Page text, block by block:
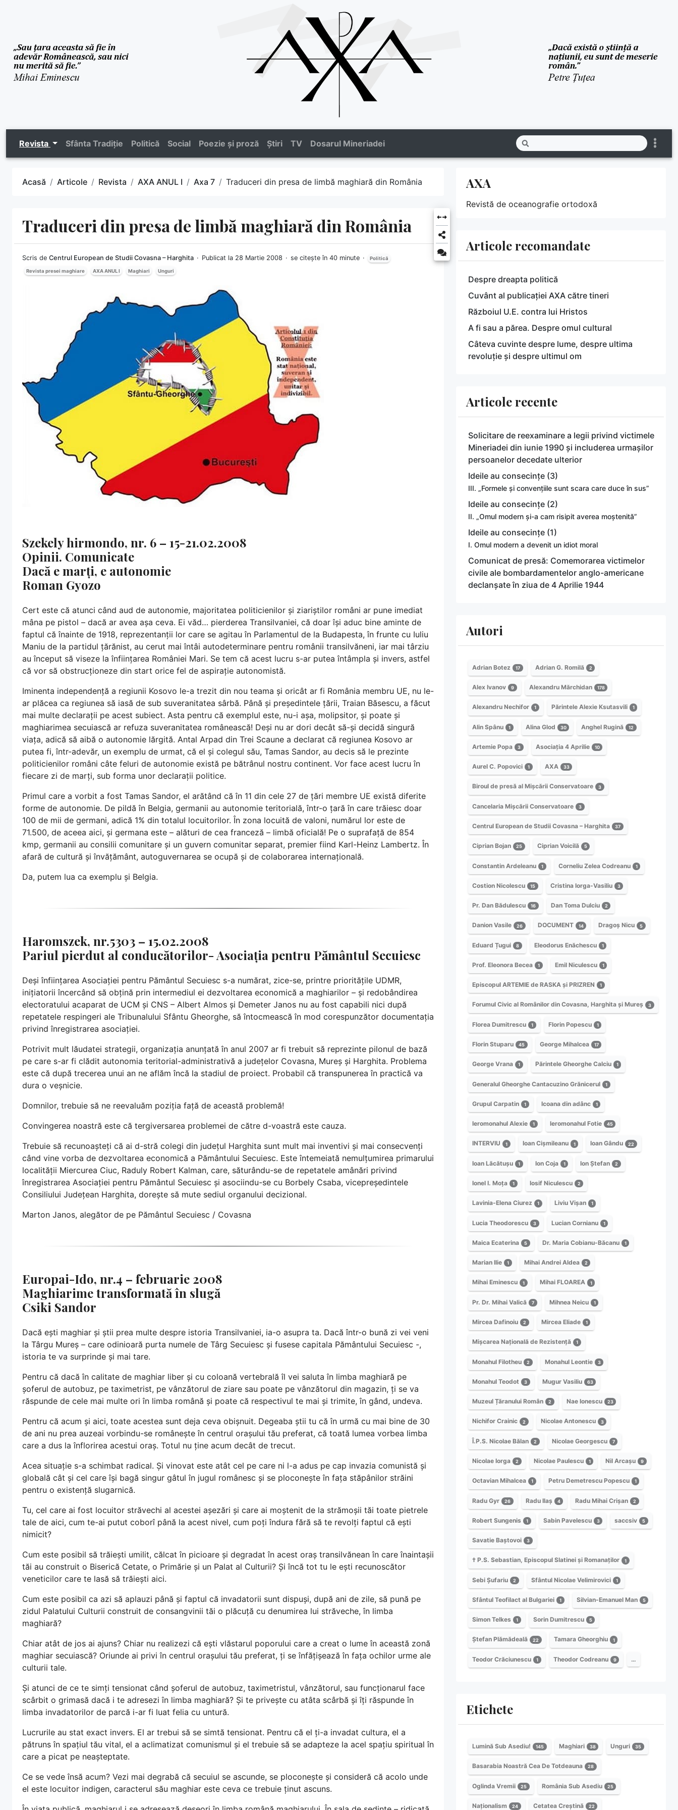
Revista Sfânta Tradiție Politică Social Poezie și proză Știri TV Dosarul Mineriadei
Acasă Articole Revista AXA ANUL I Axa 7 Traduceri din presa de limbă maghiară din România
Traduceri din presa de limbă maghiară din România
Scris de Centrul European de Studii Covasna – Harghita Publicat la 28 Martie 2008 se citește în 40 minute Politică
Revista presei maghiare AXA ANUL I Maghiari Unguri
Szekely hirmondo, nr. 6 – 15-21.02.2008
Opinii. Comunicate
Dacă e marți, e autonomie
Roman Gyozo
Cert este că atunci când aud de autonomie, majoritatea politicienilor și ziariștilor români ar pune imediat
mâna pe pistol – dacă ar avea așa ceva. Ei văd… pierderea Transilvaniei, că doar își aduc bine aminte de
faptul că înainte de 1918, reprezentanții lor care se agitau în Parlamentul de la Budapesta, în frunte cu Iuliu
Maniu de la partidul țărănist, au cerut mai întâi autodeterminare pentru românii transilvăneni, iar mai târziu
au început să viseze la înființarea României Mari. Se tem că acest lucru s-ar putea întâmpla și invers, astfel
că vor să obstrucționeze din start orice fel de aspirație autonomistă.
Iminenta independență a regiunii Kosovo le-a trezit din nou teama și oricât ar fi România membru UE, nu le-
ar plăcea ca regiunea să iasă de sub suveranitatea sârbă. Până și președintele țării, Traian Băsescu, a făcut
mai multe declarații pe acest subiect. Asta pentru că exemplul este, nu-i așa, molipsitor, și poate și
maghiarimea secuiască ar refuza suveranitatea românească! Deși nu ar dori decât să-și decidă singură
viața, adică să aibă o autonomie lărgită. Antal Arpad din Trei Scaune a declarat că regiunea Kosovo ar
putea fi, într-adevăr, un exemplu de urmat, că el și colegul său, Tamas Sandor, au decis să le prezinte
politicienilor români câte feluri de autonomie există pe bătrânul nostru continent. Vor face acest lucru în
fiecare zi de marți, sub forma unor declarații politice.
Primul care a vorbit a fost Tamas Sandor, el arătând că în 11 din cele 27 de țări membre UE există diferite
forme de autonomie. De pildă în Belgia, germanii au autonomie teritorială, într-o țară în care trăiesc doar
100 de mii de germani, adică 1% din totalul locuitorilor. În zona locuită de valoni, numărul lor este de
71.500, de aceea aici, și germana este – alături de cea franceză – limbă oficială! Pe o suprafață de 854
kmp, germanii au consilii comunitare și un guvern comunitar separat, premier fiind Karl-Heinz Lambertz. În
afară de cultură și învățământ, autoguvernarea se ocupă și de colaborarea internațională.
Da, putem lua ca exemplu și Belgia.
Haromszek, nr.5303 – 15.02.2008
Pariul pierdut al conducătorilor- Asociația pentru Pământul Secuiesc
Deși înființarea Asociației pentru Pământul Secuiesc s-a numărat, zice-se, printre prioritățile UDMR,
inițiatorii încercând să obțină prin intermediul ei dezvoltarea economică a maghiarilor – și redobândirea
electoratului acaparat de UCM și CNS – Albert Almos și Demeter Janos nu au fost capabili nici după
repetatele respingeri ale Tribunalului Sfântu Gheorghe, să întocmească în mod corespunzător documentația
privind înregistrarea asociației.
Potrivit mult lăudatei strategii, organizația anunțată în anul 2007 ar fi trebuit să reprezinte pilonul de bază
pe care s-ar fi clădit autonomia teritorial-administrativă a județelor Covasna, Mureș și Harghita. Problema
este că după trecerea unui an ne aflăm încă la stadiul de proiect. Probabil că transpunerea în practică va
dura o veșnicie.
Domnilor, trebuie să ne reevaluăm poziția față de această problemă!
Convingerea noastră este că tergiversarea problemei de către d-voastră este cauza.
Trebuie să recunoașteți că ai d-stră colegi din județul Harghita sunt mult mai inventivi și mai consecvenți
când vine vorba de dezvoltarea economică a Pământului Secuiesc. Este întemeiată nemulțumirea primarului
localității Miercurea Ciuc, Raduly Robert Kalman, care, săturându-se de repetatele amânări privind
înregistrarea Asociației pentru Pământul Secuiesc și asociindu-se cu Borbely Csaba, vicepreședintele
Consiliului Județean Harghita, dorește să mute sediul organului decizional.
Marton Janos, alegător de pe Pământul Secuiesc / Covasna
Europai-Ido, nr.4 – februarie 2008
Maghiarime transformată în slugă
Csiki Sandor
Dacă ești maghiar și știi prea multe despre istoria Transilvaniei, ia-o asupra ta. Dacă într-o bună zi vei veni
la Târgu Mureș – care odinioară purta numele de Târg Secuiesc și fusese capitala Pământului Secuiesc -,
istoria te va surprinde și mai tare.
Pentru că dacă în calitate de maghiar liber și cu coloană vertebrală îl vei saluta în limba maghiară pe
șoferul de autobuz, pe taximetrist, pe vânzătorul de ziare sau poate pe vânzătorul din magazin, ți se va
răspunde de cele mai multe ori în limba română și poate că respectivul te mai și trimite, în gând, undeva.
Pentru că acum și aici, toate acestea sunt deja ceva obișnuit. Degeaba știi tu că în urmă cu mai bine de 30
de ani nu prea auzeai vorbindu-se românește în centrul orașului tău preferat, că toată lumea vorbea limba
care a dus la înflorirea acestui oraș. Totul nu ține acum decât de trecut.
Acea situație s-a schimbat radical. Și vinovat este atât cel pe care ni l-a adus pe cap invazia comunistă și
globală cât și cel care își bagă singur gâtul în jugul românesc și se ploconește în fața stăpânilor străini
pentru o existență slugarnică.
Tu, cel care ai fost locuitor străvechi al acestei așezări și care ai moștenit de la strămoșii tăi toate pietrele
tale de aici, cum te-ai putut coborî până la acest nivel, cum poți îndura fără să te revolți faptul că ești
nimicit?
Cum este posibil să trăiești umilit, călcat în picioare și degradat în acest oraș transilvănean în care înaintașii
tăi au construit o Biserică Cetate, o Primărie și un Palat al Culturii? Și încă tot tu le ești recunoscător
veneticilor care te lasă să trăiești aici.
Cum este posibil ca azi să aplauzi până și faptul că invadatorii sunt dispuși, după ani de zile, să pună pe
zidul Palatului Culturii construit de consangvinii tăi o plăcuță cu denumirea lui străveche, în limba
maghiară?
Chiar atât de jos ai ajuns? Chiar nu realizezi că ești vlăstarul poporului care a creat o lume în această zonă
maghiar secuiască? Oriunde ai privi în centrul orașului tău preferat, ți se înfățișează în fața ochilor urme ale
culturii tale.
Și atunci de ce te simți tensionat când șoferul de autobuz, taximetristul, vânzătorul, sau funcționarul face
scârbit o grimasă dacă i te adresezi în limba maghiară? Și te privește cu atâta scârbă și îți răspunde în
limba invadatorilor de parcă i-ar fi luat felia cu untură.
Lucrurile au stat exact invers. El ar trebui să se simtă tensionat. Pentru că el ți-a invadat cultura, el a
pătruns în spațiul tău vital, el a aclimatizat comunismul și el trebuie să se adapteze la acel spațiu spiritual în
care a picat pe neașteptate.
Ce se vede însă acum? Vezi mai degrabă că secuiul se ascunde, se ploconește și consideră că acolo unde
el este locuitor indigen, caracterul său maghiar este ceva ce trebuie ținut ascuns.
AXA
Revistă de oceanografie ortodoxă
Articole recomandate
Despre dreapta politică
Cuvânt al publicației AXA către tineri
Războiul U.E. contra lui Hristos
A fi sau a părea. Despre omul cultural
Câteva cuvinte despre lume, despre ultima
revoluție și despre ultimul om
Articole recente
Solicitare de reexaminare a legii privind victimele
Mineriadei din iunie 1990 și includerea urmașilor
persoanelor decedate ulterior
Ideile au consecințe (3)
III. „Formele și convențiile sunt scara care duce în sus”
Ideile au consecințe (2)
II. „Omul modern și-a cam risipit averea moștenită”
Ideile au consecințe (1)
I. Omul modern a devenit un idiot moral
Comunicat de presă: Comemorarea victimelor
civile ale bombardamentelor anglo-americane
declanșate în ziua de 4 Aprilie 1944
Autori
Adrian Botez 17 Adrian G. Romilă 2
Alex Ivanov 9 Alexandru Mărchidan 178
Alexandru Nechifor 1 Părintele Alexie Ksutasvili 1
Alin Spânu 1 Alina Glod 30 Anghel Rugină 12
Artemie Popa 3 Asociația 4 Aprilie 10
Aurel C. Popovici 1 AXA 33
Biroul de presă al Mișcării Conservatoare 3
Cancelaria Mișcării Conservatoare 3
Centrul European de Studii Covasna – Harghita 37
Ciprian Bojan 25 Ciprian Voicilă 5
Constantin Ardeleanu 1 Corneliu Zelea Codreanu 1
Costion Nicolescu 15 Cristina Iorga-Vasiliu 3
Pr. Dan Bădulescu 16 Dan Toma Dulciu 2
Danion Vasile 26 DOCUMENT 14 Dragoș Nicu 5
Eduard Țugui 8 Eleodorus Enăchescu 1
Prof. Eleonora Becea 1 Emil Niculescu 1
Episcopul ARTEMIE de RASKA și PRIZREN 1
Forumul Civic al Românilor din Covasna, Harghita și Mureș 3
Florea Dumitrescu 1 Florin Popescu 1
Florin Stuparu 45 George Mihalcea 17
George Vrana 1 Părintele Gheorghe Calciu 1
Generalul Gheorghe Cantacuzino Grănicerul 1
Grupul Carpatin 1 Icoana din adânc 1
Ieromonahul Alexie 1 Ieromonahul Fotie 45
INTERVIU 1 Ioan Cișmileanu 1 Ioan Gându 22
Ioan Lăcătușu 1 Ion Coja 1 Ion Ștefan 2
Ionel I. Moța 1 Iosif Niculescu 2
Lavinia-Elena Ciurez 1 Liviu Vișan 1
Lucia Theodorescu 3 Lucian Cornianu 1
Maica Ecaterina 5 Dr. Maria Cobianu-Băcanu 1
Marian Ilie 1 Mihai Andrei Aldea 2
Mihai Eminescu 1 Mihai FLOAREA 1
Pr. Dr. Mihai Valică 7 Mihnea Neicu 1
Mircea Dafinoiu 2 Mircea Eliade 1
Mișcarea Națională de Rezistență 1
Monahul Filotheu 2 Monahul Leontie 3
Monahul Teodot 3 Mugur Vasiliu 63
Muzeul Țăranului Român 2 Nae Ionescu 23
Nichifor Crainic 2 Nicolae Antonescu 3
Î.P.S. Nicolae Bălan 2 Nicolae Georgescu 7
Nicolae Iorga 2 Nicolae Paulescu 1 Nil Arcașu 9
Octavian Mihalcea 1 Petru Demetrescu Popescu 1
Radu Gyr 26 Radu Ilaș 4 Radu Mihai Crișan 2
Robert Sungenis 1 Sabin Pavelescu 3 saccsiv 5
Savatie Baștovoi 3
† P.S. Sebastian, Episcopul Slatinei și Romanaților 1
Sebi Șufariu 2 Sfântul Nicolae Velimirovici 1
Sfântul Teofilact al Bulgariei 1 Silvian-Emanuel Man 5
Simon Telkes 1 Sorin Dumitrescu 5
Ștefan Plămădeală 22 Tamara Gheorghiu 1
Teodor Crăciunescu 1 Theodor Codreanu 9 …
Etichete
Lumină Sub Asediu! 145 Maghiari 38 Unguri 35
Basarabia Noastră Cea De Totdeauna 28
Oglinda Vremii 25 România Sub Asediu 25
Naționalism 24 Cetatea Creștină 22